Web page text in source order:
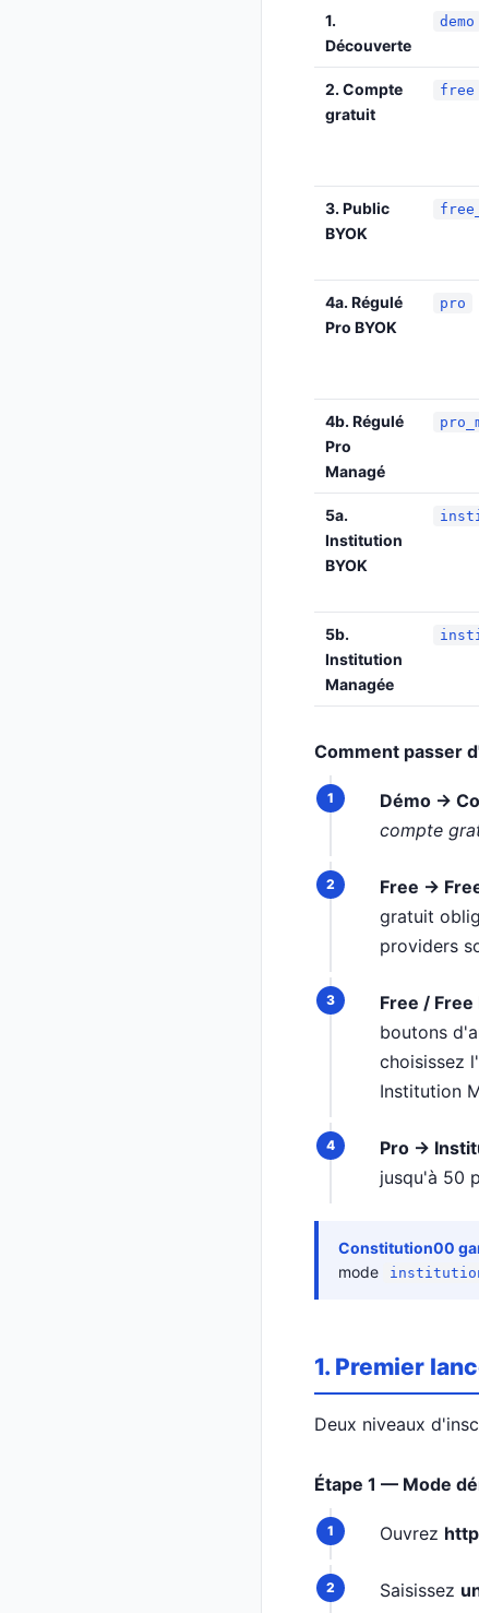
1.
Découverte
demo
2. Compte
gratuit
free
3. Public
BYOK
4a. Régulé
Pro BYOK
pro
4b. Régulé
Pro
Managé
5a.
Institution
BYOK
5b.
Institution
Managée
Comment passer
Démo →
compte
Free →
gratuit
providers
Free /
boutons
choisissez
Institution
Pro →
jusqu'à 50
Constitution00
mode
1. Premier
Deux niveaux
Étape 1 — Mode
Ouvrez
Saisissez